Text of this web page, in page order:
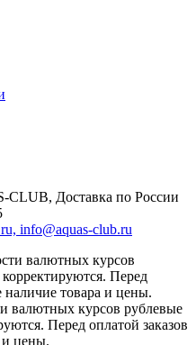
CLUB, Доставка по России
info@aquas-club.ru
валютных курсов рублевые
Перед оплатой заказов
и цены.